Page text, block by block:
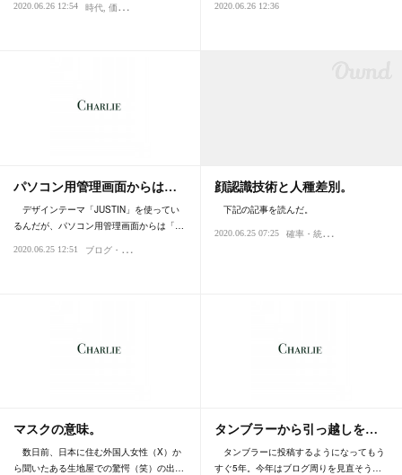
2020.06.26 12:54 時代 価値・値打ち 科学・テクノロジー
2020.06.26 12:36
パソコン用管理画面からは…
デザインテーマ「JUSTIN」を使ってい
るんだが、パソコン用管理画面からは「…
2020.06.25 12:51 ブ
ログ・日記
顔認識技術と人種差別。
下記の記事を読んだ。
2020.06.25 07:25 確
率・統計・データ分析
マスクの意味。
数日前、日本に住む外国人女性（X）か
ら聞いたある生地屋での驚愕（笑）の出…
タンブラーから引っ越しを…
タンブラーに投稿するようになってもう
すぐ5年。今年はブログ周りを見直そう…